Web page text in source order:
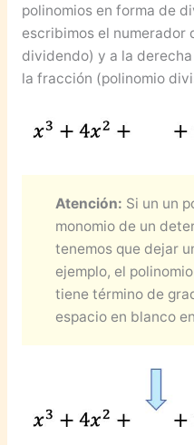
polinomios en forma de
escribimos el numerador
dividendo) y a la
la fracción (polinomio
Atención: Si un un
monomio de un
tenemos que dejar
ejemplo, el polinomio
tiene término de
espacio en blanco